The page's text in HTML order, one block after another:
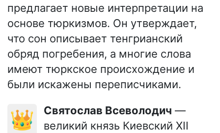
предлагает новые интерпретации на
основе тюркизмов. Он утверждает,
что сон описывает тенгрианский
обряд погребения, а многие слова
имеют тюркское происхождение и
были искажены переписчиками.
👑 Святослав Всеволодич —
великий князь Киевский XII